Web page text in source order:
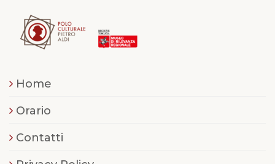
Home
Orario
Contatti